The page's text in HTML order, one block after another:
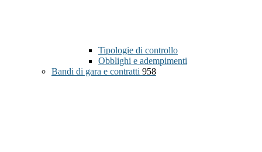
Tipologie di controllo
Obblighi e adempimenti
Bandi di gara e contratti 958